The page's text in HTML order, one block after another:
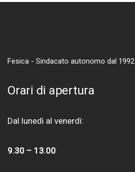
Fesica - Sindacato autonomo dal 1992
Orari di apertura
Dal lunedì al venerdì:
9.30 – 13.00